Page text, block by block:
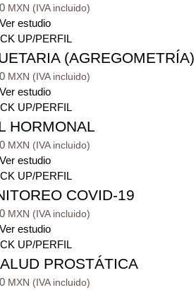
Ver estudio
UP/PERFIL
(AGREGOMETRÍA)
Ver estudio
UP/PERFIL
HORMONAL
Ver estudio
UP/PERFIL
COVID-19
Ver estudio
UP/PERFIL
PROSTÁTICA